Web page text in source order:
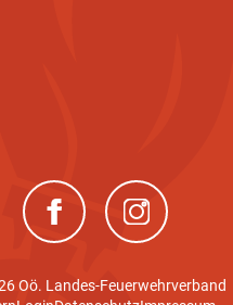
(neues Fenster)(neues Fenster)
Oö. Landes-Feuerwehrverband